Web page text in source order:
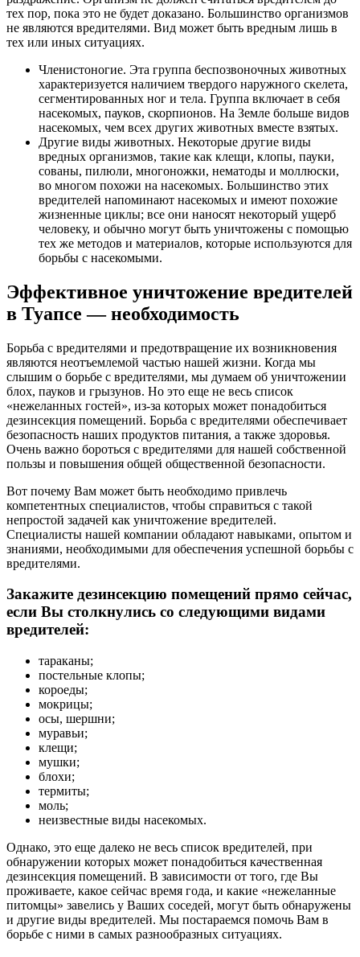
тех пор, пока это не будет доказано. Большинство организмов
не являются вредителями. Вид может быть вредным лишь в
тех или иных ситуациях.
Членистоногие. Эта группа беспозвоночных животных
характеризуется наличием твердого наружного скелета,
сегментированных ног и тела. Группа включает в себя
насекомых, пауков, скорпионов. На Земле больше видов
насекомых, чем всех других животных вместе взятых.
Другие виды животных. Некоторые другие виды
вредных организмов, такие как клещи, клопы, пауки,
сованы, пилюли, многоножки, нематоды и моллюски,
во многом похожи на насекомых. Большинство этих
вредителей напоминают насекомых и имеют похожие
жизненные циклы; все они наносят некоторый ущерб
человеку, и обычно могут быть уничтожены с помощью
тех же методов и материалов, которые используются для
борьбы с насекомыми.
Эффективное уничтожение вредителей
в Туапсе — необходимость
Борьба с вредителями и предотвращение их возникновения
являются неотъемлемой частью нашей жизни. Когда мы
слышим о борьбе с вредителями, мы думаем об уничтожении
блох, пауков и грызунов. Но это еще не весь список
«нежеланных гостей», из-за которых может понадобиться
дезинсекция помещений. Борьба с вредителями обеспечивает
безопасность наших продуктов питания, а также здоровья.
Очень важно бороться с вредителями для нашей собственной
пользы и повышения общей общественной безопасности.
Вот почему Вам может быть необходимо привлечь
компетентных специалистов, чтобы справиться с такой
непростой задачей как уничтожение вредителей.
Специалисты нашей компании обладают навыками, опытом и
знаниями, необходимыми для обеспечения успешной борьбы с
вредителями.
Закажите дезинсекцию помещений прямо сейчас,
если Вы столкнулись со следующими видами
вредителей:
тараканы;
постельные клопы;
короеды;
мокрицы;
осы, шершни;
муравьи;
клещи;
мушки;
блохи;
термиты;
моль;
неизвестные виды насекомых.
Однако, это еще далеко не весь список вредителей, при
обнаружении которых может понадобиться качественная
дезинсекция помещений. В зависимости от того, где Вы
проживаете, какое сейчас время года, и какие «нежеланные
питомцы» завелись у Ваших соседей, могут быть обнаружены
и другие виды вредителей. Мы постараемся помочь Вам в
борьбе с ними в самых разнообразных ситуациях.